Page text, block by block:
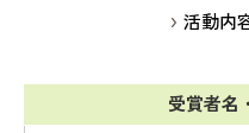
活動内
受賞者名